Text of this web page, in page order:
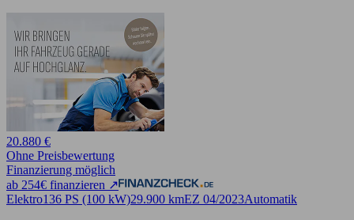
20.880 €
Ohne Preisbewertung
Finanzierung möglich
ab 254€ finanzieren ↗
Elektro136 PS (100 kW)29.900 kmEZ 04/2023Automatik